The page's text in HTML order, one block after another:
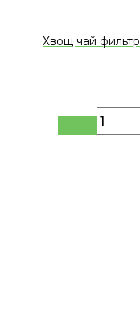
Хвощ чай